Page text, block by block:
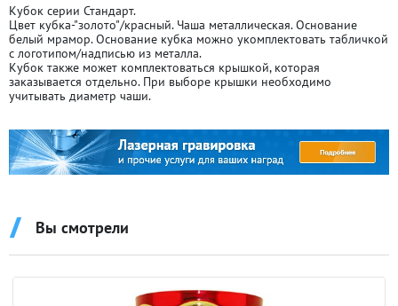
Кубок серии Стандарт.
Цвет кубка-"золото"/красный. Чаша металлическая. Основание
белый мрамор. Основание кубка можно укомплектовать табличкой
с логотипом/надписью из металла.
Кубок также может комплектоваться крышкой, которая
заказывается отдельно. При выборе крышки необходимо
учитывать диаметр чаши.
Вы смотрели